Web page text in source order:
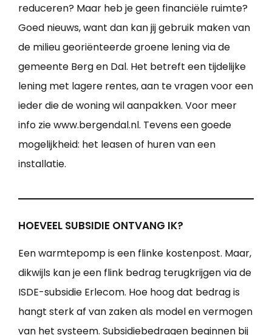
reduceren? Maar heb je geen financiële ruimte?
Goed nieuws, want dan kan jij gebruik maken van
de milieu georiënteerde groene lening via de
gemeente Berg en Dal. Het betreft een tijdelijke
lening met lagere rentes, aan te vragen voor een
ieder die de woning wil aanpakken. Voor meer
info zie www.bergendal.nl. Tevens een goede
mogelijkheid: het leasen of huren van een
installatie.
HOEVEEL SUBSIDIE ONTVANG IK?
Een warmtepomp is een flinke kostenpost. Maar,
dikwijls kan je een flink bedrag terugkrijgen via de
ISDE-subsidie Erlecom. Hoe hoog dat bedrag is
hangt sterk af van zaken als model en vermogen
van het systeem. Subsidiebedragen beginnen bij